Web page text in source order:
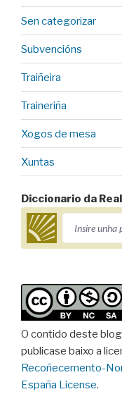
Sen categorizar
Subvencións
Traiñeira
Traineriña
Xogos de mesa
Xuntas
Diccionario da
O contido deste
publicase baixo a
Recoñecemento-
España License.